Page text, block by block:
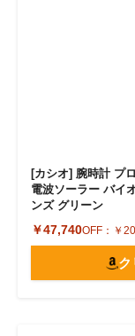
[カシオ] 腕時計 プ
電波ソーラー バイ
ンズ グリーン
￥47,740OFF： ￥
ク